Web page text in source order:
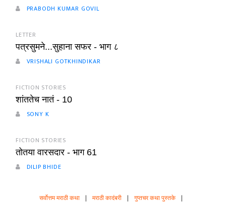
PRABODH KUMAR GOVIL
LETTER
पत्रसुमने...सुहाना सफर - भाग ८
VRISHALI GOTKHINDIKAR
FICTION STORIES
शांततेच नातं - 10
SONY K
FICTION STORIES
तोतया वारसदार - भाग 61
DILIP BHIDE
सर्वोत्तम मराठी कथा | मराठी कादंबरी | गुप्तचर कथा पुस्तके |